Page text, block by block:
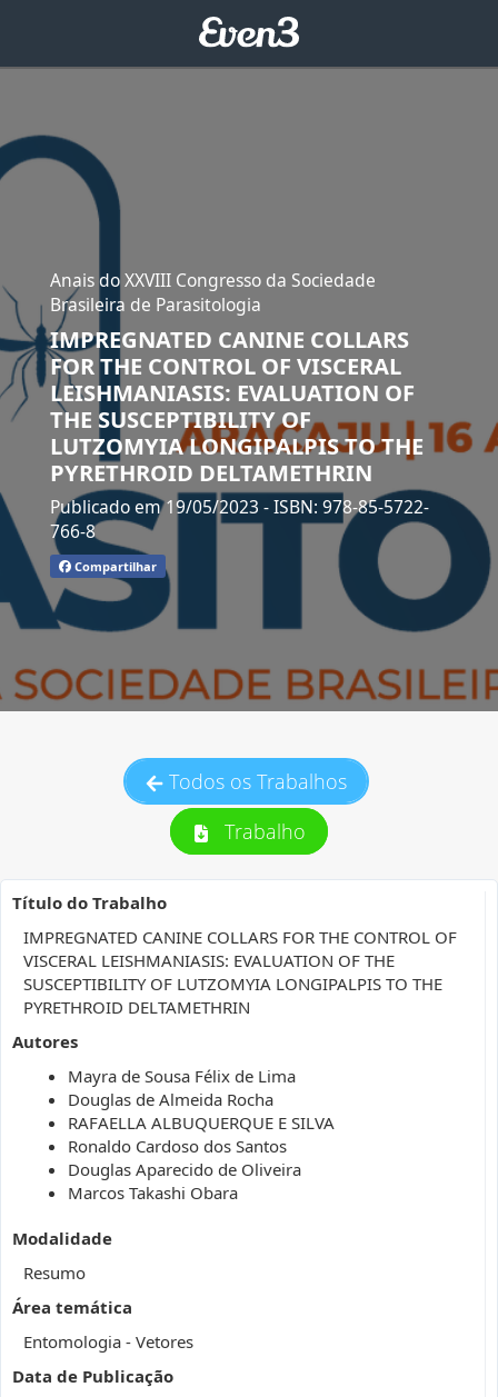
Anais do XXVIII Congresso da Sociedade
Brasileira de Parasitologia
IMPREGNATED CANINE COLLARS
FOR THE CONTROL OF VISCERAL
LEISHMANIASIS: EVALUATION OF
THE SUSCEPTIBILITY OF
LUTZOMYIA LONGIPALPIS TO THE
PYRETHROID DELTAMETHRIN
Publicado em 19/05/2023 - ISBN: 978-85-5722-
766-8
Compartilhar
Todos os Trabalhos
Trabalho
Título do Trabalho
IMPREGNATED CANINE COLLARS FOR THE CONTROL OF
VISCERAL LEISHMANIASIS: EVALUATION OF THE
SUSCEPTIBILITY OF LUTZOMYIA LONGIPALPIS TO THE
PYRETHROID DELTAMETHRIN
Autores
Mayra de Sousa Félix de Lima
Douglas de Almeida Rocha
RAFAELLA ALBUQUERQUE E SILVA
Ronaldo Cardoso dos Santos
Douglas Aparecido de Oliveira
Marcos Takashi Obara
Modalidade
Resumo
Área temática
Entomologia - Vetores
Data de Publicação